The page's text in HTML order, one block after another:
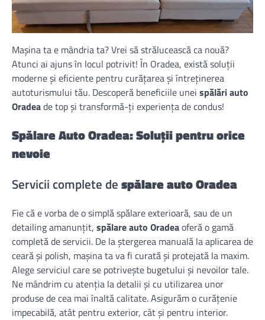
Mașina ta e mândria ta? Vrei să strălucească ca nouă?
Atunci ai ajuns în locul potrivit! În Oradea, există soluții
moderne și eficiente pentru curățarea și întreținerea
autoturismului tău. Descoperă beneficiile unei spălări auto
Oradeade top și transformă-ți experiența de condus!
Spălare Auto Oradea: Soluții pentru orice
nevoie
Servicii complete despălare auto Oradea
Fie că e vorba de o simplă spălare exterioară, sau de un
detailing amanunțit, spălare auto Oradeaoferă o gamă
completă de servicii. De la ștergerea manuală la aplicarea de
ceară și polish, mașina ta va fi curată și protejată la maxim.
Alege serviciul care se potrivește bugetului și nevoilor tale.
Ne mândrim cu atenția la detalii și cu utilizarea unor
produse de cea mai înaltă calitate. Asigurăm o curățenie
impecabilă, atât pentru exterior, cât și pentru interior.